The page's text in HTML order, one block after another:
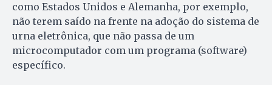
como Estados Unidos e Alemanha, por exemplo,
não terem saído na frente na adoção do sistema de
urna eletrônica, que não passa de um
microcomputador com um programa (software)
específico.